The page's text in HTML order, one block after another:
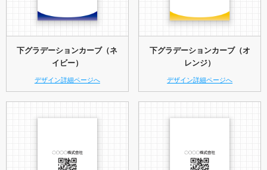
下グラデーションカーブ（ネ
イビー）
デザイン詳細ページへ
下グラデーションカーブ（オ
レンジ）
デザイン詳細ページへ